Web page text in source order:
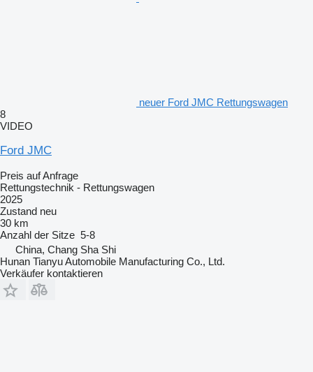
neuer Ford JMC Rettungswagen
8
VIDEO
Ford JMC
Preis auf Anfrage
Rettungstechnik - Rettungswagen
2025
Zustand neu
30 km
Anzahl der Sitze 5-8
China, Chang Sha Shi
Hunan Tianyu Automobile Manufacturing Co., Ltd.
Verkäufer kontaktieren